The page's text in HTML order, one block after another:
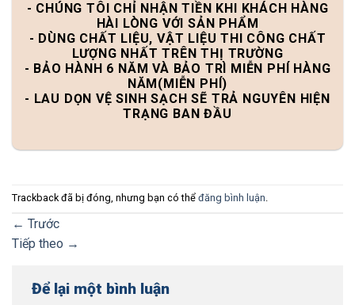
- CHÚNG TÔI CHỈ NHẬN TIỀN KHI KHÁCH HÀNG
HÀI LÒNG VỚI SẢN PHẨM
- DÙNG CHẤT LIỆU, VẬT LIỆU THI CÔNG CHẤT
LƯỢNG NHẤT TRÊN THỊ TRƯỜNG
- BẢO HÀNH 6 NĂM VÀ BẢO TRÌ MIỄN PHÍ HÀNG
NĂM(MIỄN PHÍ)
- LAU DỌN VỆ SINH SẠCH SẼ TRẢ NGUYÊN HIỆN
TRẠNG BAN ĐẦU
Trackback đã bị đóng, nhưng bạn có thể đăng bình luận
← Trước
Tiếp theo →
Để lại một bình luận